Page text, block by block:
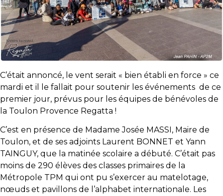
C’était annoncé, le vent serait « bien établi en force » ce
mardi et il le fallait pour soutenir les événements de ce
premier jour, prévus pour les équipes de bénévoles de
la Toulon Provence Regatta !
C’est en présence de Madame Josée MASSI, Maire de
Toulon, et de ses adjoints Laurent BONNET et Yann
TAINGUY, que la matinée scolaire a débuté. C’était pas
moins de 290 élèves des classes primaires de la
Métropole TPM qui ont pu s’exercer au matelotage,
nœuds et pavillons de l’alphabet internationale. Les